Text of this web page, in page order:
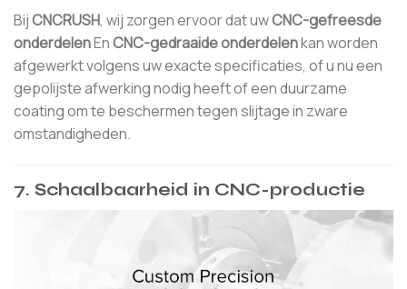
BijCNCRUSH, wij zorgen ervoor dat uwCNC-gefreesde
onderdelenEnCNC-gedraaide onderdelenkan worden
afgewerkt volgens uw exacte specificaties, of u nu een
gepolijste afwerking nodig heeft of een duurzame
coating om te beschermen tegen slijtage in zware
omstandigheden.
7. Schaalbaarheid in CNC-productie